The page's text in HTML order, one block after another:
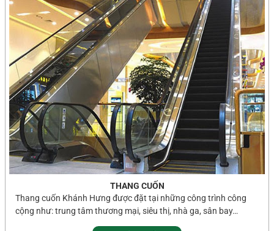
THANG CUỐN
Thang cuốn Khánh Hưng được đặt tại những công trình công
cộng như: trung tâm thương mại, siêu thị, nhà ga, sân bay…